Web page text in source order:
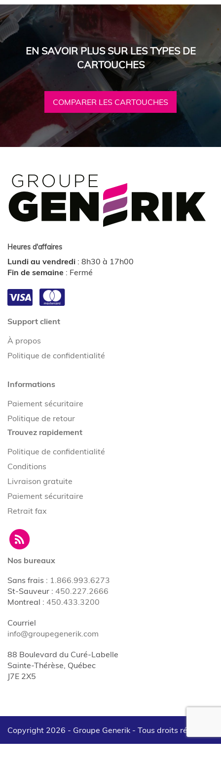
EN SAVOIR PLUS SUR LES TYPES DE
CARTOUCHES
COMPARER LES CARTOUCHES
Heures d'affaires
Lundi au vendredi : 8h30 à 17h00
Fin de semaine : Fermé
Support client
À propos
Politique de confidentialité
Informations
Paiement sécuritaire
Politique de retour
Trouvez rapidement
Politique de confidentialité
Conditions
Livraison gratuite
Paiement sécuritaire
Retrait fax
Nos bureaux
Sans frais : 1.866.993.6273
St-Sauveur : 450.227.2666
Montreal : 450.433.3200
Courriel
info@groupegenerik.com
88 Boulevard du Curé-Labelle
Sainte-Thérèse, Québec
J7E 2X5
Copyright 2026 - Groupe Generik - Tous droits réservés